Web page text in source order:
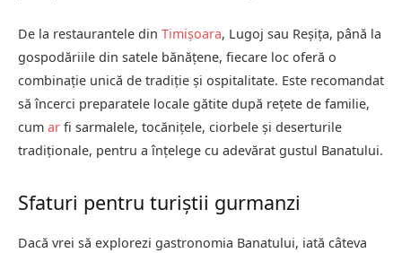
De la restaurantele din Timișoara, Lugoj sau Reșița, până la
gospodăriile din satele bănățene, fiecare loc oferă o
combinație unică de tradiție și ospitalitate. Este recomandat
să încerci preparatele locale gătite după rețete de familie,
cum ar fi sarmalele, tocănițele, ciorbele și deserturile
tradiționale, pentru a înțelege cu adevărat gustul Banatului.
Sfaturi pentru turiștii gurmanzi
Dacă vrei să explorezi gastronomia Banatului, iată câteva